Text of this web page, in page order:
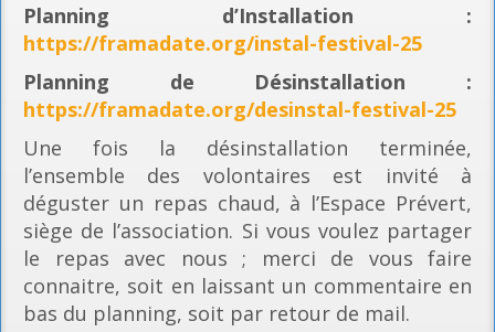
Planning d’Installation :
https://framadate.org/instal-festival-25
Planning de Désinstallation :
https://framadate.org/desinstal-festival-25
Une fois la désinstallation terminée,
l’ensemble des volontaires est invité à
déguster un repas chaud, à l’Espace Prévert,
siège de l’association. Si vous voulez partager
le repas avec nous ; merci de vous faire
connaitre, soit en laissant un commentaire en
bas du planning, soit par retour de mail.